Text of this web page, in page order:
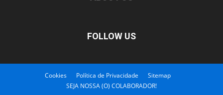
FOLLOW US
Cookies Política de Privacidade
Sitemap
SEJA NOSSA (O) COLABORADOR!